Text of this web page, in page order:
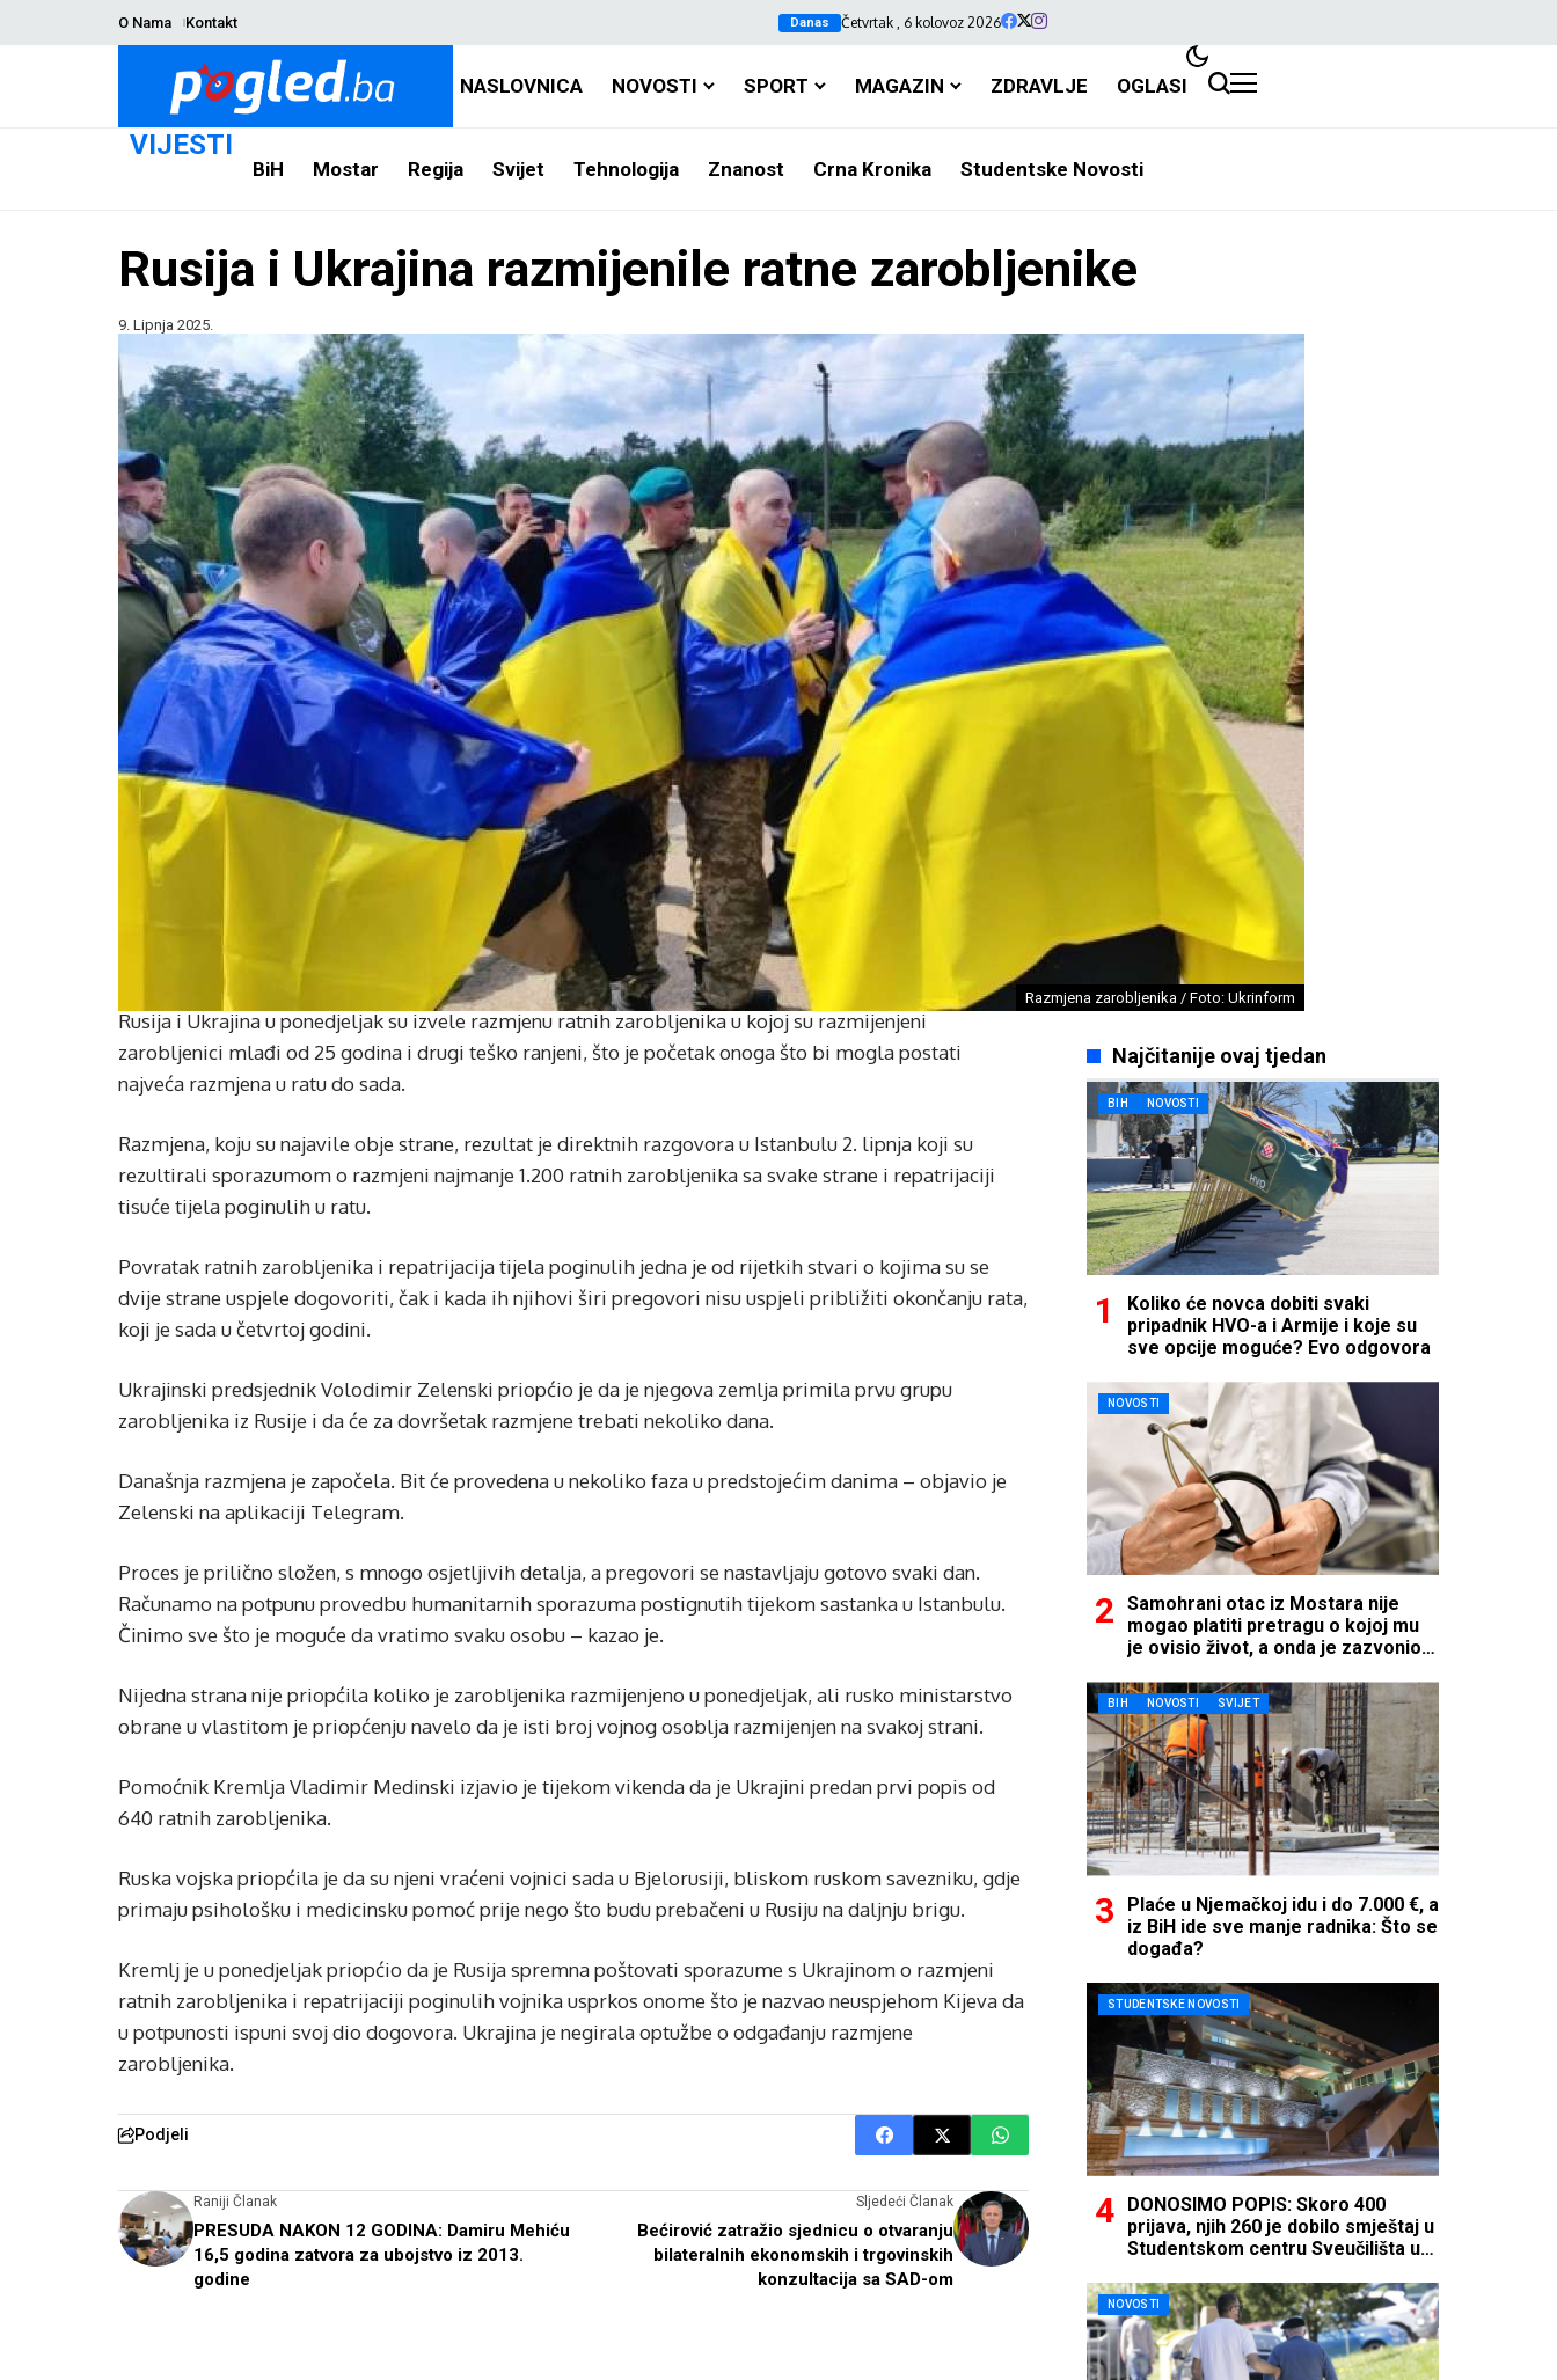
O Nama Kontakt Danas Četvrtak , 6 kolovoz 2026
NASLOVNICA NOVOSTI SPORT MAGAZIN ZDRAVLJE OGLASI
VIJESTI
BiH Mostar Regija Svijet Tehnologija Znanost Crna Kronika Studentske Novosti
Rusija i Ukrajina razmijenile ratne zarobljenike
9. Lipnja 2025.
Razmjena zarobljenika / Foto: Ukrinform
Rusija i Ukrajina u ponedjeljak su izvele razmjenu ratnih zarobljenika u kojoj su razmijenjeni
zarobljenici mlađi od 25 godina i drugi teško ranjeni, što je početak onoga što bi mogla postati
najveća razmjena u ratu do sada.
Razmjena, koju su najavile obje strane, rezultat je direktnih razgovora u Istanbulu 2. lipnja koji su
rezultirali sporazumom o razmjeni najmanje 1.200 ratnih zarobljenika sa svake strane i repatrijaciji
tisuće tijela poginulih u ratu.
Povratak ratnih zarobljenika i repatrijacija tijela poginulih jedna je od rijetkih stvari o kojima su se
dvije strane uspjele dogovoriti, čak i kada ih njihovi širi pregovori nisu uspjeli približiti okončanju rata,
koji je sada u četvrtoj godini.
Ukrajinski predsjednik Volodimir Zelenski priopćio je da je njegova zemlja primila prvu grupu
zarobljenika iz Rusije i da će za dovršetak razmjene trebati nekoliko dana.
Današnja razmjena je započela. Bit će provedena u nekoliko faza u predstojećim danima – objavio je
Zelenski na aplikaciji Telegram.
Proces je prilično složen, s mnogo osjetljivih detalja, a pregovori se nastavljaju gotovo svaki dan.
Računamo na potpunu provedbu humanitarnih sporazuma postignutih tijekom sastanka u Istanbulu.
Činimo sve što je moguće da vratimo svaku osobu – kazao je.
Nijedna strana nije priopćila koliko je zarobljenika razmijenjeno u ponedjeljak, ali rusko ministarstvo
obrane u vlastitom je priopćenju navelo da je isti broj vojnog osoblja razmijenjen na svakoj strani.
Pomoćnik Kremlja Vladimir Medinski izjavio je tijekom vikenda da je Ukrajini predan prvi popis od
640 ratnih zarobljenika.
Ruska vojska priopćila je da su njeni vraćeni vojnici sada u Bjelorusiji, bliskom ruskom savezniku, gdje
primaju psihološku i medicinsku pomoć prije nego što budu prebačeni u Rusiju na daljnju brigu.
Kremlj je u ponedjeljak priopćio da je Rusija spremna poštovati sporazume s Ukrajinom o razmjeni
ratnih zarobljenika i repatrijaciji poginulih vojnika usprkos onome što je nazvao neuspjehom Kijeva da
u potpunosti ispuni svoj dio dogovora. Ukrajina je negirala optužbe o odgađanju razmjene
zarobljenika.
Podjeli
Raniji Članak
PRESUDA NAKON 12 GODINA: Damiru Mehiću
16,5 godina zatvora za ubojstvo iz 2013.
godine
Sljedeći Članak
Bećirović zatražio sjednicu o otvaranju
bilateralnih ekonomskih i trgovinskih
konzultacija sa SAD-om
Najčitanije ovaj tjedan
BIH NOVOSTI
Koliko će novca dobiti svaki
pripadnik HVO-a i Armije i koje su
sve opcije moguće? Evo odgovora
NOVOSTI
Samohrani otac iz Mostara nije
mogao platiti pretragu o kojoj mu
je ovisio život, a onda je zazvonio
BIH NOVOSTI SVIJET
Plaće u Njemačkoj idu i do 7.000 €, a
iz BiH ide sve manje radnika: Što se
događa?
STUDENTSKE NOVOSTI
DONOSIMO POPIS: Skoro 400
prijava, njih 260 je dobilo smještaj u
Studentskom centru Sveučilišta u
NOVOSTI